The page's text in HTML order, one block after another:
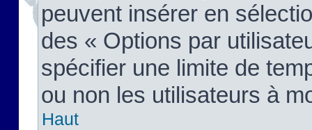
peuvent insérer en
des « Options par
spécifier une limite de
ou non les utilisateurs à
Haut